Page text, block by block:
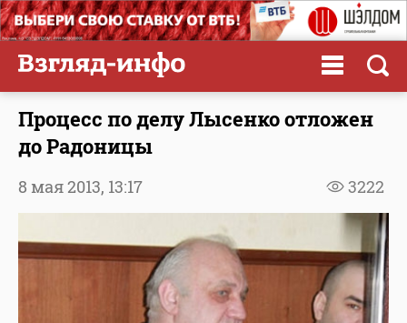
Процесс по делу Лысенко отложен
до Радоницы
3222
8 мая 2013, 13:17